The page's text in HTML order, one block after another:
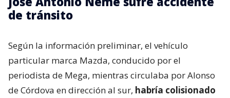
de tránsito
Según la información preliminar, el vehículo
particular marca Mazda, conducido por el
periodista de Mega, mientras circulaba por Alonso
de Córdova en dirección al sur, habría colisionado